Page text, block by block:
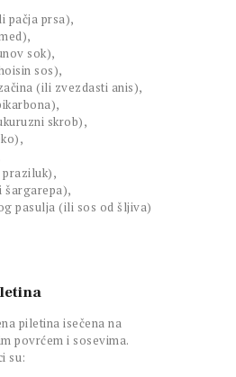
pačja prsa),
sok),
sos),
(ili zvezdasti anis),
skrob),
šargarepa),
pasulja (ili sos od šljiva)
piletina isečena na
povrćem i sosevima.
su: